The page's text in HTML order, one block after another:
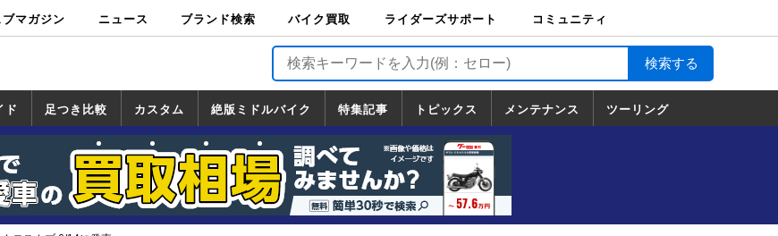
ブマガジン ニュース ブランド検索 バイク買取
バイク買取
ライダーズサポート
ライダーズサポート
TOP
バイク輸送
バイクガレージライ
フ
バイク車両保険
ロードサービス
バイク試乗
コミュニティ
ド 足つき比較 カスタム
カスタム
一覧
ホンダ
ヤマハ
スズキ
カワサキ
絶版ミドルバイク
絶版ミドルバイク
一覧
ホンダ
ヤマハ
スズキ
カワサキ
特集記事 トピックス
トピックス
一覧
ホンダ
ヤマハ
スズキ
カワサキ
ハーレーダ
ビッドソン
BMW
ドゥカティ
トライアン
フ
メンテナンス ツーリング
道の駅調査隊
ツーリング情報局
日本の道50選
国道めぐり
林道ツーリング